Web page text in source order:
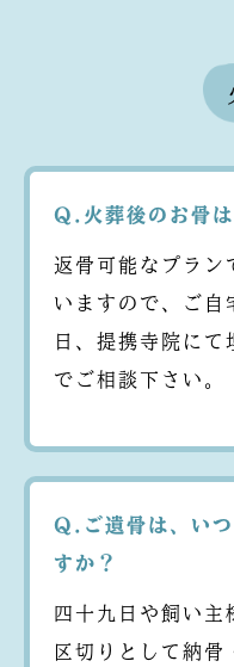
Q.火葬後のお骨
返骨可能なプラン
いますので、ご自
日、提携寺院にて
でご相談下さい。
Q.ご遺骨は、い
すか？
四十九日や飼い主
区切りとして納骨